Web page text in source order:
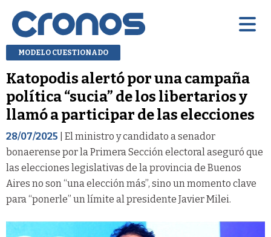
MODELO CUESTIONADO
Katopodis alertó por una campaña
política “sucia” de los libertarios y
llamó a participar de las elecciones
28/07/2025 | El ministro y candidato a senador
bonaerense por la Primera Sección electoral aseguró que
las elecciones legislativas de la provincia de Buenos
Aires no son “una elección más”, sino un momento clave
para “ponerle” un límite al presidente Javier Milei.